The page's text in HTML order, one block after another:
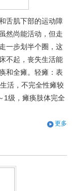
舌肌下部的运动障
然尚能活动，但走
一步划半个圈，这
不起，丧失生活能
和全瘫。轻瘫：表
活，不完全性瘫较
1级，瘫痪肢体完全
更多